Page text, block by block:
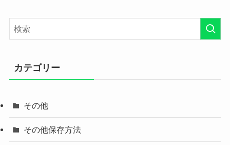
カテゴリー
その他
その他保存方法